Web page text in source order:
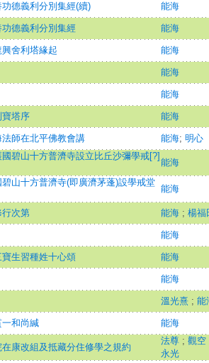
德義利分別集經(續) 能海
德義利分別集經 能海
舍利塔緣起 能海
能海
能海
寶塔序 能海
師在北平佛教會講 能海; 明心
碧山十方普濟寺設立比丘沙彌學戒[?]
能海
山十方普濟寺(即廣濟茅蓬)設學戒堂
能海
行次第 能海 ; 楊福
能海
生習種姓十心頌 能海
能海
溫光熹 ; 能
和尚緘 能海
康改組及抵藏分住修學之規約
法尊 ; 觀空
永光